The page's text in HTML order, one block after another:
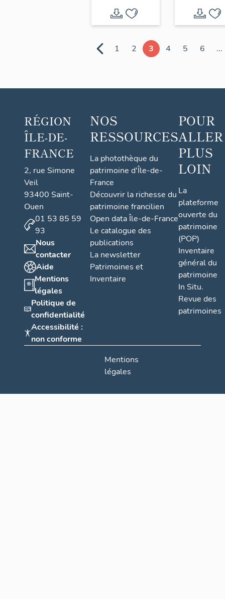
Vigny (non
étudié)
cochère
(non
1 2 3 4 5 6 ...
RÉGION
ÎLE-DE-
FRANCE
2, rue Simone
Veil
93400 Saint-
Ouen
01 53 85 59
93
Nous
contacter
Aide
Mentions
légales
Politique de
confidentialité
Accessibilité :
non conforme
NOS
RESSOURCES
La photothèque du
patrimoine d'Île-de-
France
Découvrir la richesse du
patrimoine francilien
Open data Île-de-France
Le catalogue des
publications
La newsletter
Patrimoines et
Inventaire
POUR
ALLER
PLUS
LOIN
La
plateforme
ouverte du
patrimoine
(POP)
Inventaire
général du
patrimoine
In Situ.
Revue des
patrimoines
Mentions
légales